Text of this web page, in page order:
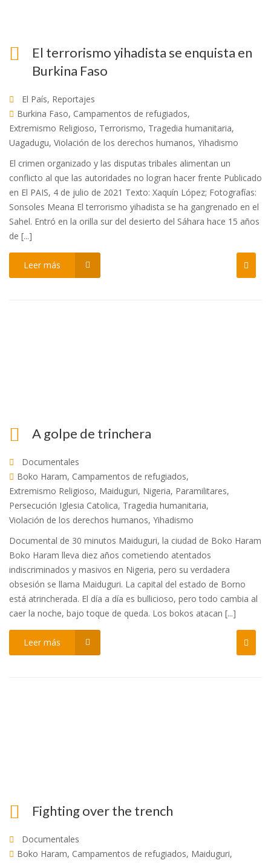
El terrorismo yihadista se enquista en
Burkina Faso
El País, Reportajes
Burkina Faso, Campamentos de refugiados,
Extremismo Religioso, Terrorismo, Tragedia humanitaria,
Uagadugu, Violación de los derechos humanos, Yihadismo
El crimen organizado y las disputas tribales alimentan un
conflicto al que las autoridades no logran hacer frente Publicado
en El PAIS, 4 de julio de 2021 Texto: Xaquín López; Fotografías:
Sonsoles Meana El terrorismo yihadista se ha gangrenado en el
Sahel. Entró en la orilla sur del desierto del Sáhara hace 15 años
de [...]
Leer más
A golpe de trinchera
Documentales
Boko Haram, Campamentos de refugiados,
Extremismo Religioso, Maiduguri, Nigeria, Paramilitares,
Persecución Iglesia Catolica, Tragedia humanitaria,
Violación de los derechos humanos, Yihadismo
Documental de 30 minutos Maiduguri, la ciudad de Boko Haram
Boko Haram lleva diez años cometiendo atentados
indiscriminados y masivos en Nigeria, pero su verdadera
obsesión se llama Maiduguri. La capital del estado de Borno
está atrincherada. El día a día es bullicioso, pero todo cambia al
caer la noche, bajo toque de queda. Los bokos atacan [...]
Leer más
Fighting over the trench
Documentales
Boko Haram, Campamentos de refugiados, Maiduguri,